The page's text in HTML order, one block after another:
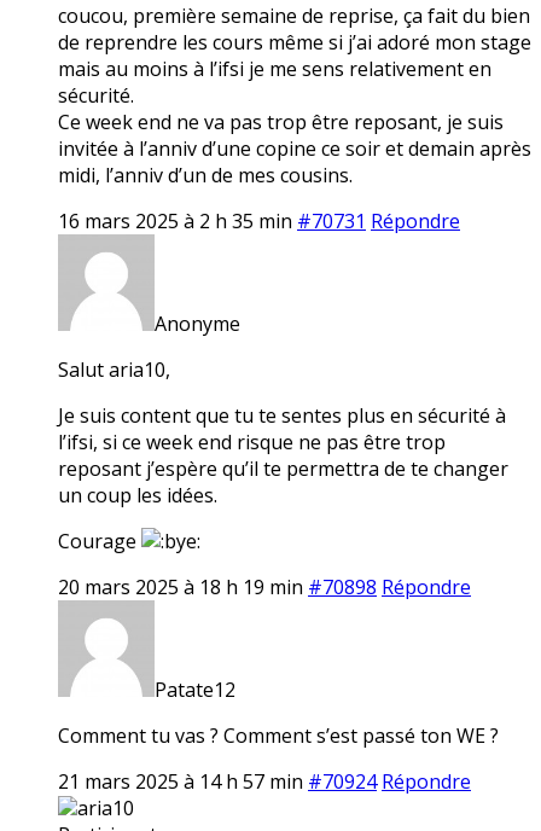
coucou, première semaine de reprise, ça fait du bien
de reprendre les cours même si j’ai adoré mon stage
mais au moins à l’ifsi je me sens relativement en
sécurité.
Ce week end ne va pas trop être reposant, je suis
invitée à l’anniv d’une copine ce soir et demain après
midi, l’anniv d’un de mes cousins.
16 mars 2025 à 2 h 35 min #70731 Répondre
Anonyme
Salut aria10,
Je suis content que tu te sentes plus en sécurité à
l’ifsi, si ce week end risque ne pas être trop
reposant j’espère qu’il te permettra de te changer
un coup les idées.
Courage
20 mars 2025 à 18 h 19 min #70898 Répondre
Patate12
Comment tu vas ? Comment s’est passé ton WE ?
21 mars 2025 à 14 h 57 min #70924 Répondre
aria10